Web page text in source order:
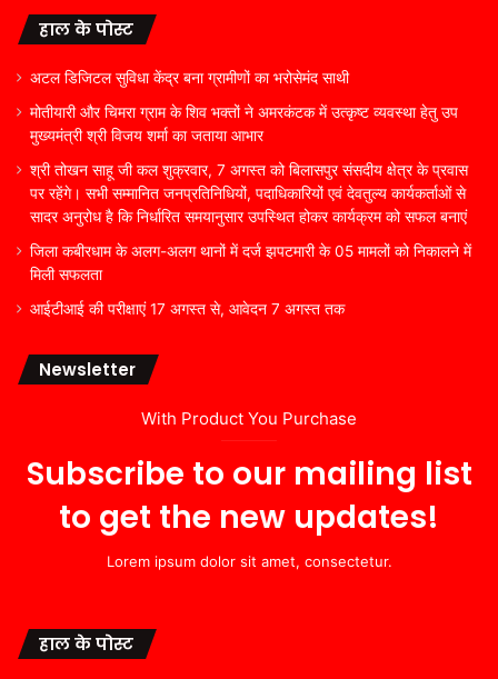
हाल के पोस्ट
अटल डिजिटल सुविधा केंद्र बना ग्रामीणों का भरोसेमंद साथी
मोतीयारी और चिमरा ग्राम के शिव भक्तों ने अमरकंटक में उत्कृष्ट व्यवस्था हेतु उप
मुख्यमंत्री श्री विजय शर्मा का जताया आभार
श्री तोखन साहू जी कल शुक्रवार, 7 अगस्त को बिलासपुर संसदीय क्षेत्र के प्रवास
पर रहेंगे। सभी सम्मानित जनप्रतिनिधियों, पदाधिकारियों एवं देवतुल्य कार्यकर्ताओं से
सादर अनुरोध है कि निर्धारित समयानुसार उपस्थित होकर कार्यक्रम को सफल बनाएं
जिला कबीरधाम के अलग-अलग थानों में दर्ज झपटमारी के 05 मामलों को निकालने में
मिली सफलता
आईटीआई की परीक्षाएं 17 अगस्त से, आवेदन 7 अगस्त तक
Newsletter
With Product You Purchase
Subscribe to our mailing list
to get the new updates!
Lorem ipsum dolor sit amet, consectetur.
हाल के पोस्ट